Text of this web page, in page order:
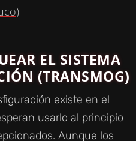
A
V
I
EL SISTEMA
(TRANSMOG)
existe en el
usarlo al principio
Aunque los